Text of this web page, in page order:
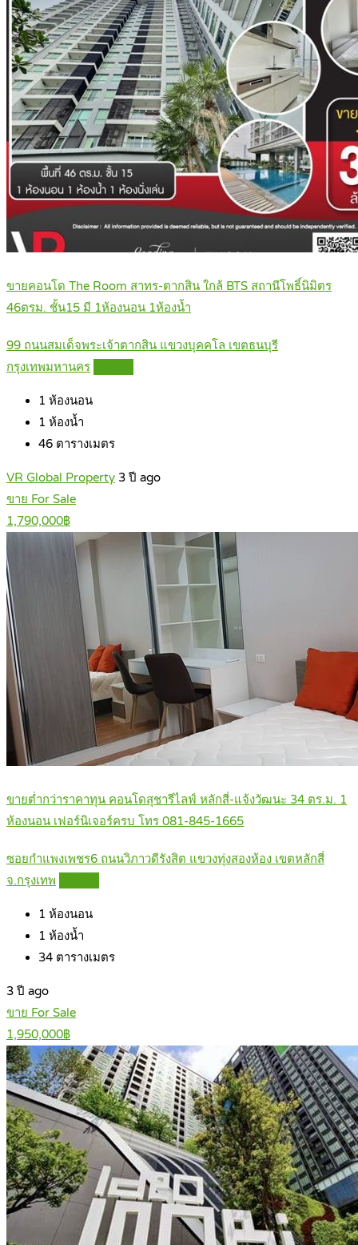
ขายคอนโด The Room สาทร-ตากสิน ใกล้ BTS สถานีโพธิ์นิมิตร
46ตรม. ชั้น15 มี 1ห้องนอน 1ห้องน้ำ
99 ถนนสมเด็จพระเจ้าตากสิน แขวงบุคคโล เขตธนบุรี
กรุงเทพมหานคร
1 ห้องนอน
1 ห้องน้ำ
46 ตารางเมตร
VR Global Property 3 ปี ago
ขาย For Sale
1,790,000฿
ขายต่ำกว่าราคาทุน คอนโดสุชารีไลฟ์ หลักสี่-แจ้งวัฒนะ 34 ตร.ม. 1
ห้องนอน เฟอร์นิเจอร์ครบ โทร 081-845-1665
ซอยกำแพงเพชร6 ถนนวิภาวดีรังสิต แขวงทุ่งสองห้อง เขตหลักสี่
จ.กรุงเทพ
1 ห้องนอน
1 ห้องน้ำ
34 ตารางเมตร
3 ปี ago
ขาย For Sale
1,950,000฿